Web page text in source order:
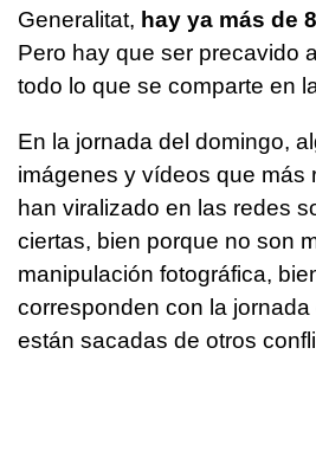
Generalitat, hay ya más de
Pero hay que ser precavido
todo lo que se comparte en
En la jornada del domingo,
imágenes y vídeos que más
han viralizado en las redes
ciertas, bien porque no son
manipulación fotográfica,
corresponden con la
están sacadas de otros